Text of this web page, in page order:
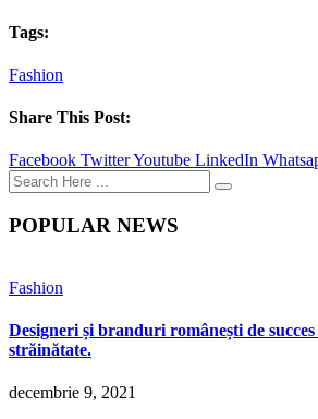
Tags:
Fashion
Share This Post:
Facebook TwitterYoutube LinkedIn
POPULAR NEWS
Fashion
Designeri și branduri românești de
străinătate.
decembrie 9, 2021